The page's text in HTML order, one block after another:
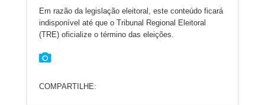
Em razão da legislação eleitoral, este conteúdo ficará
indisponível até que o Tribunal Regional Eleitoral
(TRE) oficialize o término das eleições.
COMPARTILHE: